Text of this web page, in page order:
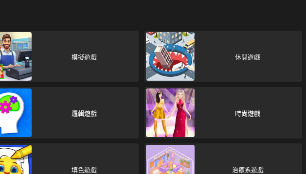
模擬遊戲 休閒遊戲
邏輯遊戲 時尚遊戲
填色遊戲 治癒系遊戲